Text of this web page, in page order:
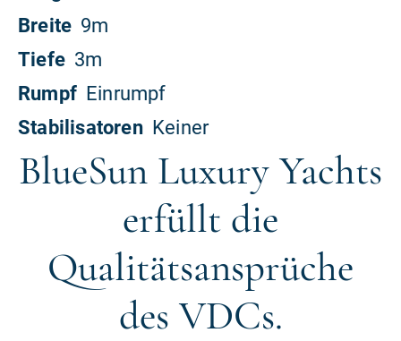
BlueSun Luxury Yachts
erfüllt die
Qualitätsansprüche
des VDCs.